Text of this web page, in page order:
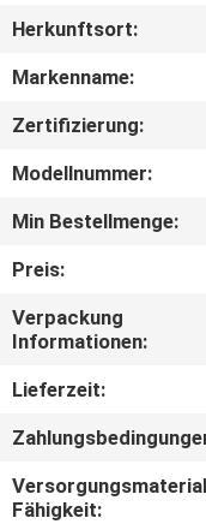
FABRIK-
TRETEN
SIE
MIT
UNS
IN
VERBINDUNG
Herkunftsort:
Markenname:
Zertifizierung:
Modellnummer:
Min Bestellmenge:
Preis:
Verpackung
Informationen:
Lieferzeit:
Fähigkeit: